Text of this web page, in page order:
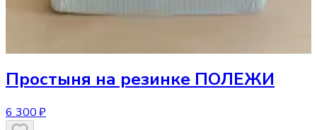
Простыня на резинке ПОЛЕЖИ
6 300 ₽